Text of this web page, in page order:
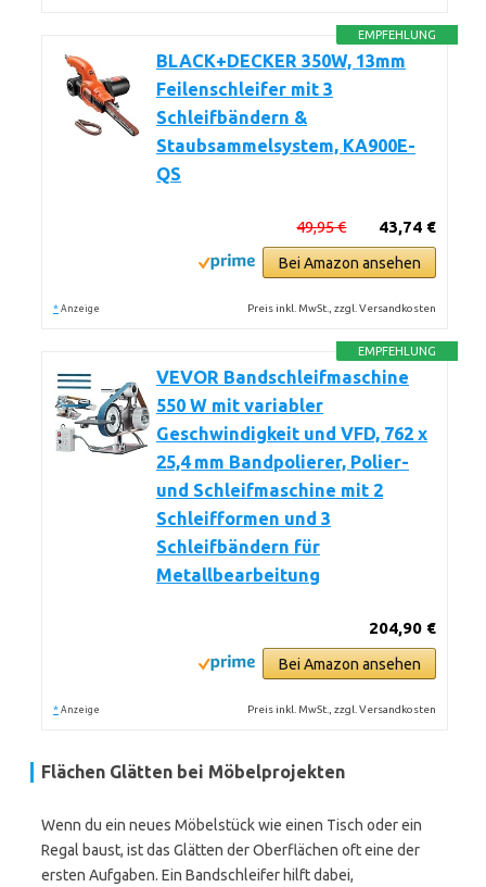
EMPFEHLUNG
BLACK+DECKER 350W, 13mm
Feilenschleifer mit 3
Schleifbändern &
Staubsammelsystem, KA900E-
QS
43,74 €
49,95 €
Bei Amazon ansehen
* Anzeige Preis inkl. MwSt., zzgl. Versandkosten
EMPFEHLUNG
VEVOR Bandschleifmaschine
550 W mit variabler
Geschwindigkeit und VFD, 762 x
25,4 mm Bandpolierer, Polier-
und Schleifmaschine mit 2
Schleifformen und 3
Schleifbändern für
Metallbearbeitung
204,90 €
Bei Amazon ansehen
* Anzeige Preis inkl. MwSt., zzgl. Versandkosten
Flächen Glätten bei Möbelprojekten
Wenn du ein neues Möbelstück wie einen Tisch oder ein
Regal baust, ist das Glätten der Oberflächen oft eine der
ersten Aufgaben. Ein Bandschleifer hilft dabei,